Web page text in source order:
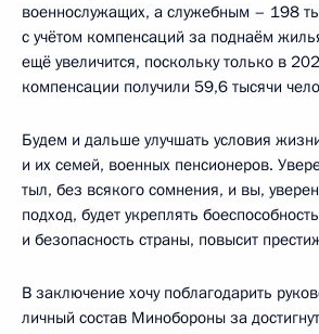
военнослужащих, а служебным – 198
с учётом компенсаций за поднаём
ещё увеличится, поскольку только в
компенсации получили 59,6 тысячи
Будем и дальше улучшать условия
и их семей, военных пенсионеров.
тыл, без всякого сомнения, и вы,
подход, будет укреплять
и безопасность страны, повысит
В заключение хочу поблагодарить
личный состав Минобороны за